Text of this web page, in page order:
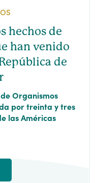
hechos de
han venido
de
Organismos
por treinta y tres
las Américas